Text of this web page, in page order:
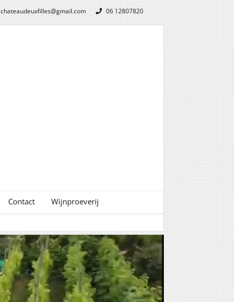
chateaudeuxfilles@gmail.com 06 12807820
Contact Wijnproeverij